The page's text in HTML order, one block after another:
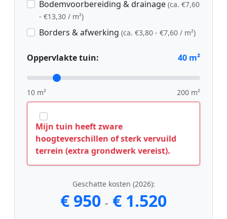
Bodemvoorbereiding & drainage (ca. €7,60
- €13,30 / m²)
Borders & afwerking (ca. €3,80 - €7,60 / m²)
Oppervlakte tuin: 40 m²
10 m² 200 m²
Mijn tuin heeft zware
hoogteverschillen of sterk vervuild
terrein (extra grondwerk vereist).
Geschatte kosten (2026):
€ 950 - € 1.520